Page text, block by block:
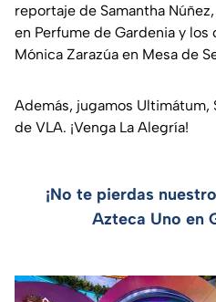
reportaje de Samantha
en Perfume de Gardenia y los
Mónica Zarazúa en Mesa de
Además, jugamos Ultimátum,
de VLA. ¡Venga La Alegría!
¡No te pierdas
Azteca Uno en